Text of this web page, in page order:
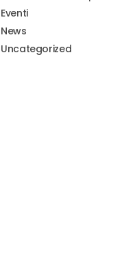
Eventi
News
Uncategorized